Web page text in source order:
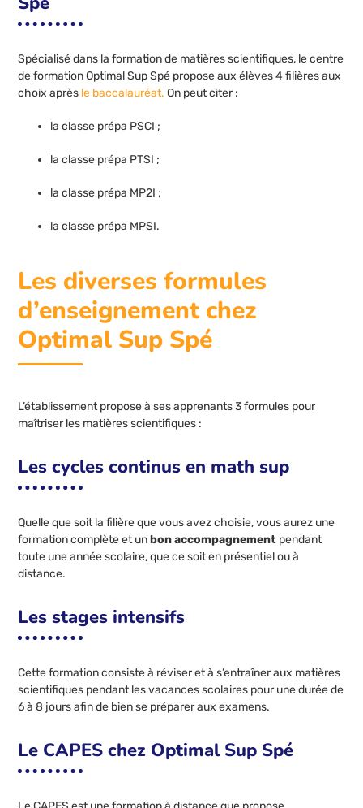
Spécialisé dans la formation de matières scientifiques, le centre
de formation Optimal Sup Spé propose aux élèves 4 filières aux
choix après le baccalauréat. On peut citer :
la classe prépa PSCI ;
la classe prépa PTSI ;
la classe prépa MP2I ;
la classe prépa MPSI.
Les diverses formules
d’enseignement chez
Optimal Sup Spé
L’établissement propose à ses apprenants 3 formules pour
maîtriser les matières scientifiques :
Les cycles continus en math sup
Quelle que soit la filière que vous avez choisie, vous aurez une
formation complète et unbon accompagnement pendant
toute une année scolaire, que ce soit en présentiel ou à
distance.
Les stages intensifs
Cette formation consiste à réviser et à s’entraîner aux matières
scientifiques pendant les vacances scolaires pour une durée de
6 à 8 jours afin de bien se préparer aux examens.
Le CAPES chez Optimal Sup Spé